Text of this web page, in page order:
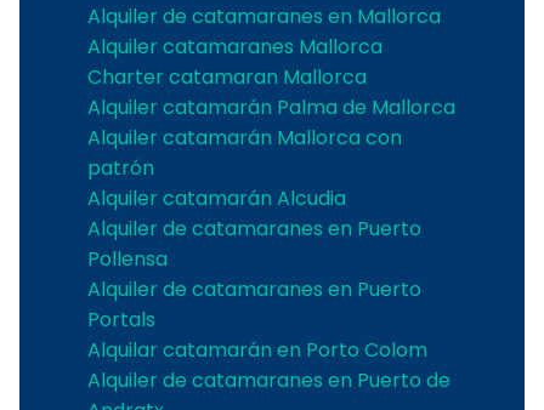
Alquiler de catamaranes en Mallorca
Alquiler catamaranes Mallorca
Charter catamaran Mallorca
Alquiler catamarán Palma de Mallorca
Alquiler catamarán Mallorca con
patrón
Alquiler catamarán Alcudia
Alquiler de catamaranes en Puerto
Pollensa
Alquiler de catamaranes en Puerto
Portals
Alquilar catamarán en Porto Colom
Alquiler de catamaranes en Puerto de